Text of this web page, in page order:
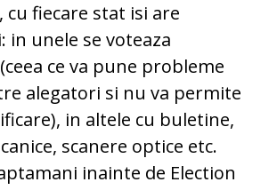
cu fiecare stat isi are
in unele se voteaza
ce va pune probleme
alegatori si nu va permite
in altele cu buletine,
scanere optice etc.
inainte de Election